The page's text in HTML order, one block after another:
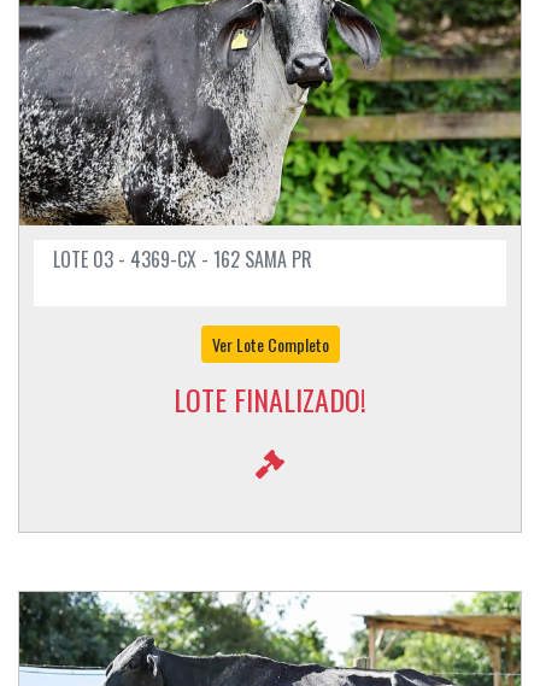
LOTE 03 - 4369-CX - 162 SAMA PR
Ver Lote Completo
LOTE FINALIZADO!